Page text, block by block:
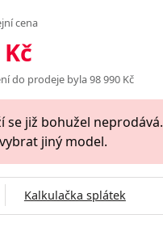
cena
do prodeje byla 98 990 Kč
se již bohužel neprodává.
jiný model.
Kalkulačka splátek